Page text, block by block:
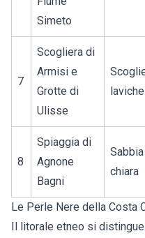
Simeto
7
Scogliera di
Armisi e
Grotte di
Ulisse
laviche
8
Spiaggia di
Agnone
Bagni
Sabbia
chiara
Le Perle Nere della Costa
Il litorale etneo si